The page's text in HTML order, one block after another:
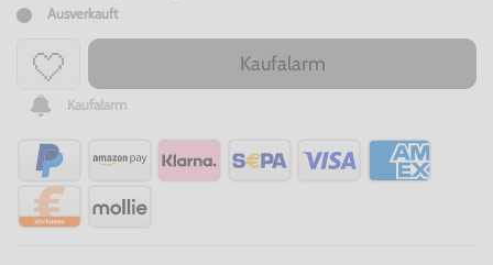
Ausverkauft
Kaufalarm
Kaufalarm